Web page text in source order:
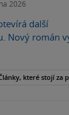
2026
další
Nový román
které stojí za